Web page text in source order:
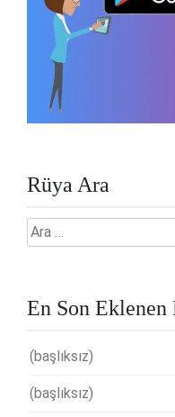
Rüya Ara
Arama:
En Son
(başlıksız)
(başlıksız)